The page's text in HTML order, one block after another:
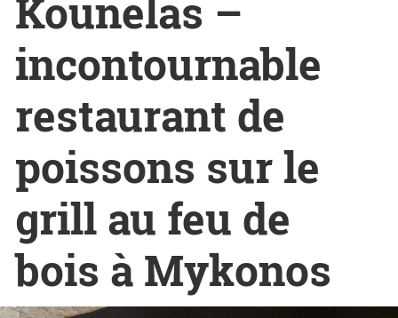
Kounelas –
incontournable
restaurant de
poissons sur le
grill au feu de
bois à Mykonos